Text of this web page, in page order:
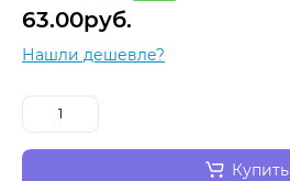
63.00руб.
Нашли дешевле?
Купить